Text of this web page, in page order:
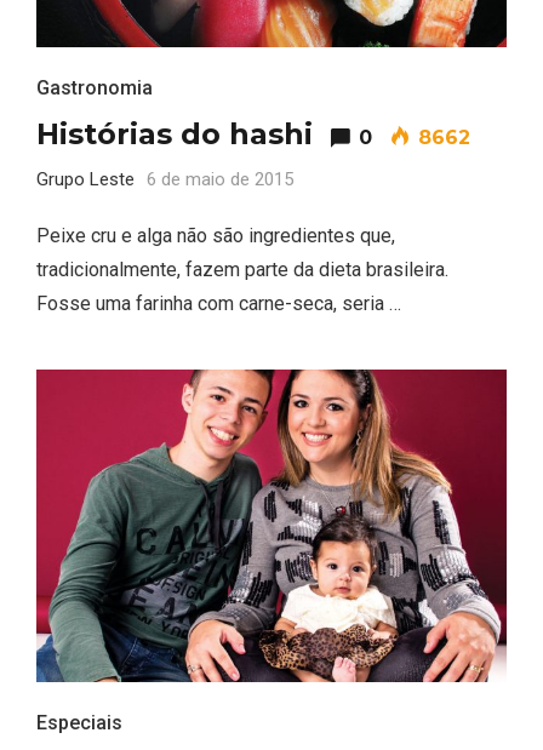
Gastronomia
Histórias do hashi 0 8662
Grupo Leste 6 de maio de 2015
Peixe cru e alga não são ingredientes que,
tradicionalmente, fazem parte da dieta brasileira.
Fosse uma farinha com carne-seca, seria …
Especiais